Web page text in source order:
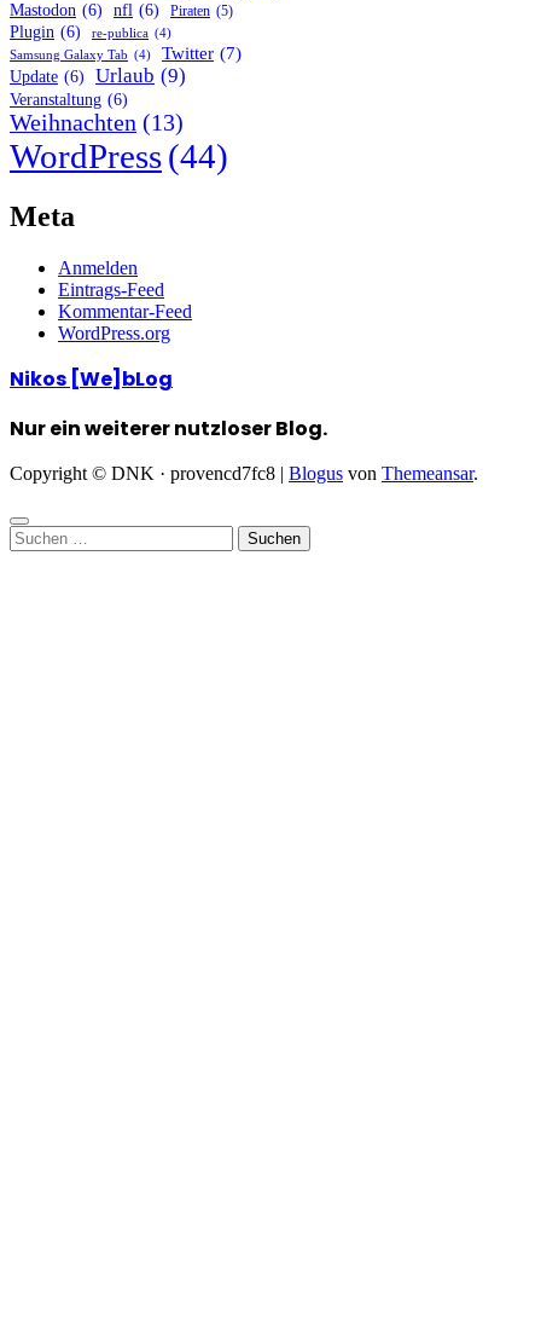
Mastodon (6) nfl (6) Piraten (5)
Plugin (6) re-publica (4)
Samsung Galaxy Tab (4) Twitter (7)
Update (6) Urlaub (9)
Veranstaltung (6)
Weihnachten (13)
WordPress(44)
Meta
Anmelden
Eintrags-Feed
Kommentar-Feed
WordPress.org
Nikos [We]bLog
Nur ein weiterer nutzloser Blog.
Copyright © DNK · provencd7fc8 | Blogus von Themeansar.
Suchen
nach: